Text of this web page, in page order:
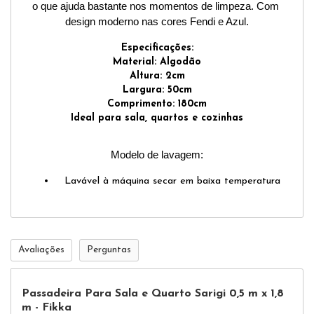
o que ajuda bastante nos momentos de limpeza. Com
design moderno nas cores Fendi e Azul.
Especificações:
Material: Algodão
Altura: 2cm
Largura: 50cm
Comprimento: 180cm
Ideal para sala, quartos e cozinhas
Modelo de lavagem:
Lavável à máquina secar em baixa temperatura
Avaliações Perguntas
Passadeira Para Sala e Quarto Sarigi 0,5 m x 1,8
m - Fikka